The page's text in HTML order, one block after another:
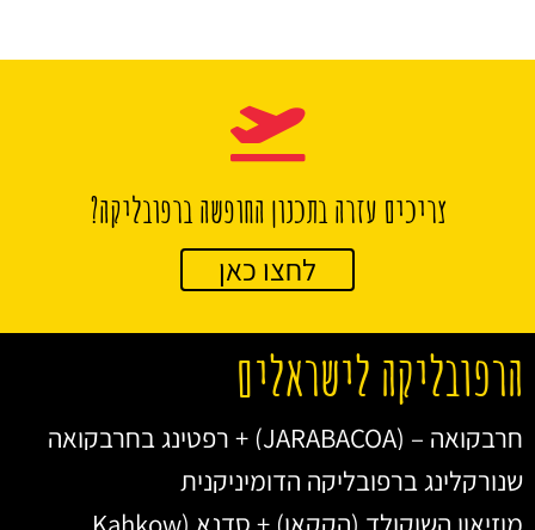
צריכים עזרה בתכנון החופשה ברפובליקה?
לחצו כאן
הרפובליקה לישראלים
חרבקואה – (JARABACOA) + רפטינג בחרבקואה
שנורקלינג ברפובליקה הדומיניקנית